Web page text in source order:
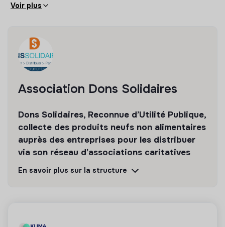
missions
Assurer le suivi des actions menées entre les
associations et les donateurs.
d’Administration, opérations de reconditionnement à
l’entrepôt, etc.
CONDITIONS DU STAGE
Localisation
Voir plus
Association Dons Solidaires
Dons Solidaires, Reconnue d’Utilité Publique,
collecte des produits neufs non alimentaires
auprès des entreprises pour les distribuer
via son réseau d’associations caritatives
dans toute la France.
En savoir plus sur la structure